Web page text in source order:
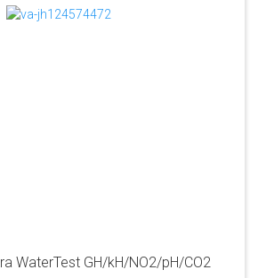
WaterTest GH/kH/NO2/pH/CO2